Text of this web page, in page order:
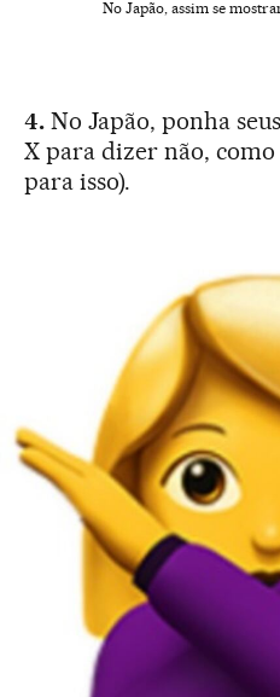
No Japão, assim se
4.No Japão, ponha
X para dizer não,
para isso).